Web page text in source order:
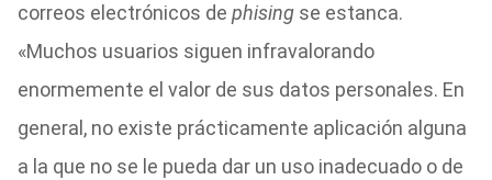
correos electrónicos de phising se estanca.
«Muchos usuarios siguen infravalorando
enormemente el valor de sus datos personales. En
general, no existe prácticamente aplicación alguna
a la que no se le pueda dar un uso inadecuado o de